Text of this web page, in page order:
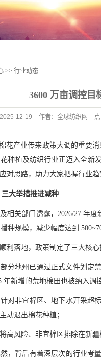
>> 行业动态
3600 万亩调控目
2025-12-19 作者： 全球纺织网 点
花产业传来政策大调的重要
种植及纺织行业正迈入全新
对思路，助力大家把握行业趋
大举措推进减种
相关部门透露，2026/27 年
种规模，减少幅度达到
利落地，政策制定了三大核心
分地州已通过正式文件划定
年新增的荒地棉田也被纳入调
对非宜棉区、地下水开采超
动退出棉花种植；
高风险、非宜棉区排除在新
，背后有着深层次的行业考